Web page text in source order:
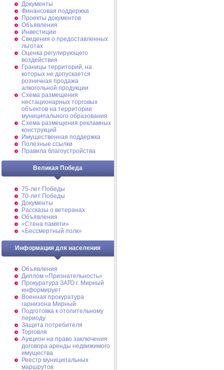
Документы
Финансовая поддержка
Проекты документов
Объявления
Инвестиции
Сведения о предоставленных
льготах
Оценка регулирующего
воздействия
Границы территорий, на
которых не допускается
розничная продажа
алкогольной продукции
Схема размещения
нестационарных торговых
объектов на территории
муниципального образования
Схема размещения рекламных
конструкций
Имущественная поддержка
Полезные ссылки
Правила благоустройства
Великая Победа
75-лет Победы
70-лет Победы
Документы
Рассказы о ветеранах
Объявления
«Стена памяти»
«Бессмертный полк»
Информация для населения
Объявления
Диплом «Признательность»
Прокуратура ЗАТО г. Мирный
информирует
Военная прокуратура
гарнизона Мирный
Подготовка к отопительному
периоду
Защита потребителя
Торговля
Аукцион на право заключения
договора аренды недвижимого
имущества
Реестр муниципальных
маршрутов